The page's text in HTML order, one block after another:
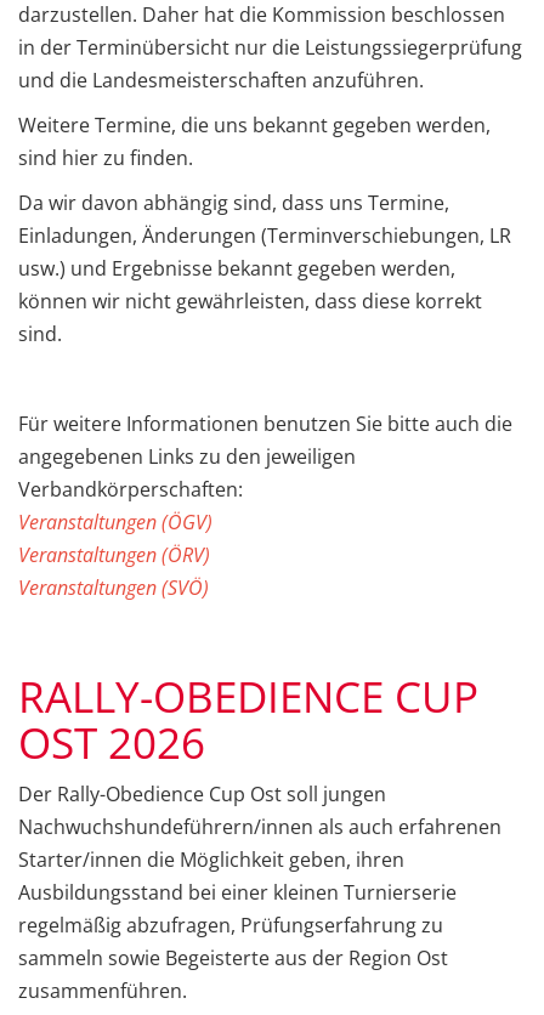
darzustellen. Daher hat die Kommission beschlossen
in der Terminübersicht nur die Leistungssiegerprüfung
und die Landesmeisterschaften anzuführen.
Weitere Termine, die uns bekannt gegeben werden,
sind hier zu finden.
Da wir davon abhängig sind, dass uns Termine,
Einladungen, Änderungen (Terminverschiebungen, LR
usw.) und Ergebnisse bekannt gegeben werden,
können wir nicht gewährleisten, dass diese korrekt
sind.
Für weitere Informationen benutzen Sie bitte auch die
angegebenen Links zu den jeweiligen
Verbandkörperschaften:
Veranstaltungen (ÖGV)
Veranstaltungen (ÖRV)
Veranstaltungen (SVÖ)
RALLY-OBEDIENCE CUP
OST 2026
Der Rally-Obedience Cup Ost soll jungen
Nachwuchshundeführern/innen als auch erfahrenen
Starter/innen die Möglichkeit geben, ihren
Ausbildungsstand bei einer kleinen Turnierserie
regelmäßig abzufragen, Prüfungserfahrung zu
sammeln sowie Begeisterte aus der Region Ost
zusammenführen.